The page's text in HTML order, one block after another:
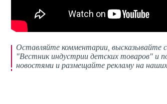
Оставляйте комментарии, высказывайте
"Вестник индустрии детских товаров" и
новостями и размещайте рекламу на наших